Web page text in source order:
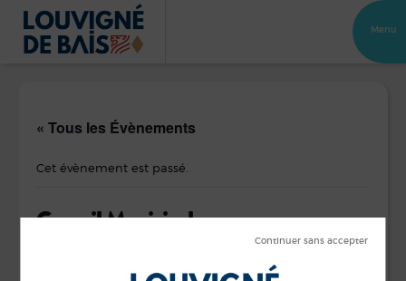
Menu
« Tous les Évènements
Cet évènement est passé.
Conseil Municipal